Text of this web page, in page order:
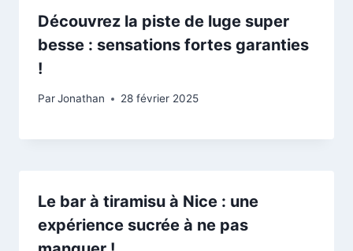
Découvrez la piste de luge super
besse : sensations fortes garanties
!
ParJonathan 28 février 2025
Le bar à tiramisu à Nice : une
expérience sucrée à ne pas